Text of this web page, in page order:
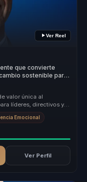
Ver Reel
que convierte
sostenible para
valor única al
líderes, directivos y
Emocional
Ver Perfil